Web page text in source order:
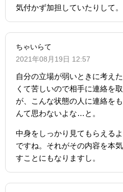
気付かず加担していたりして。
ちゃいらて
2021年08月19日 12:57
自分の立場が弱いときに考え
くて苦しいので相手に連絡を
が、こんな状態の人に連絡を
んて思わないよな…と。
中身をしっかり見てもらえる
ですね。それがその内容を本
すことにもなりますし。